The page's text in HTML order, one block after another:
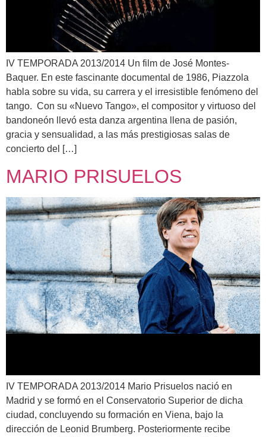
IV TEMPORADA 2013/2014 Un film de José Montes-
Baquer. En este fascinante documental de 1986, Piazzola
habla sobre su vida, su carrera y el irresistible fenómeno del
tango. Con su «Nuevo Tango», el compositor y virtuoso del
bandoneón llevó esta danza argentina llena de pasión,
gracia y sensualidad, a las más prestigiosas salas de
concierto del […]
MARIO PRISUELOS
IV TEMPORADA 2013/2014 Mario Prisuelos nació en
Madrid y se formó en el Conservatorio Superior de dicha
ciudad, concluyendo su formación en Viena, bajo la
dirección de Leonid Brumberg. Posteriormente recibe